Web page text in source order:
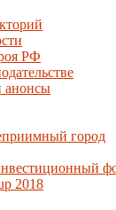
РФ
анонсы
город
2018